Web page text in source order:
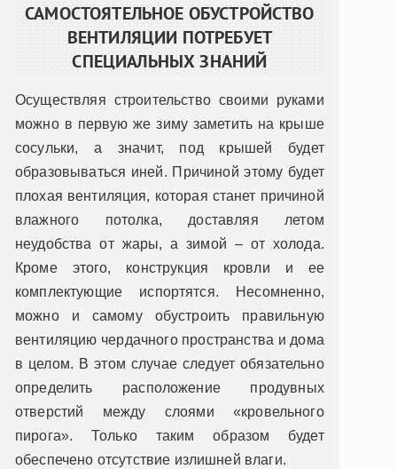
САМОСТОЯТЕЛЬНОЕ ОБУСТРОЙСТВО
ВЕНТИЛЯЦИИ ПОТРЕБУЕТ
СПЕЦИАЛЬНЫХ ЗНАНИЙ
Осуществляя строительство своими руками
можно в первую же зиму заметить на крыше
сосульки, а значит, под крышей будет
образовываться иней. Причиной этому будет
плохая вентиляция, которая станет причиной
влажного потолка, доставляя летом
неудобства от жары, а зимой – от холода.
Кроме этого, конструкция кровли и ее
комплектующие испортятся. Несомненно,
можно и самому обустроить правильную
вентиляцию чердачного пространства и дома
в целом. В этом случае следует обязательно
определить расположение продувных
отверстий между слоями «кровельного
пирога». Только таким образом будет
обеспечено отсутствие излишней влаги.